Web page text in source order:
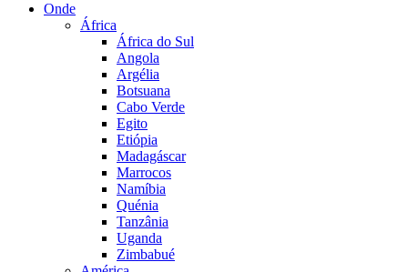
Onde
África
África do Sul
Angola
Argélia
Botsuana
Cabo Verde
Egito
Etiópia
Madagáscar
Marrocos
Namíbia
Quénia
Tanzânia
Uganda
Zimbabué